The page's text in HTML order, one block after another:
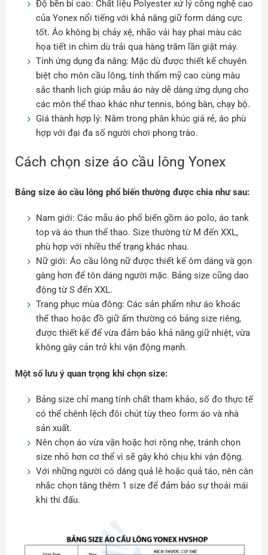
Độ bền bỉ cao: Chất liệu Polyester xử lý công nghệ cao
của Yonex nổi tiếng với khả năng giữ form dáng cực
tốt. Áo không bị chảy xệ, nhão vải hay phai màu các
họa tiết in chìm dù trải qua hàng trăm lần giặt máy.
Tính ứng dụng đa năng: Mặc dù được thiết kế chuyên
biệt cho môn cầu lông, tính thẩm mỹ cao cùng màu
sắc thanh lịch giúp mẫu áo này dễ dàng ứng dụng cho
các môn thể thao khác như tennis, bóng bàn, chạy bộ.
Giá thành hợp lý: Nằm trong phân khúc giá rẻ, áo phù
hợp với đại đa số người chơi phong trào.
Cách chọn size áo cầu lông Yonex
Bảng size áo cầu lông phổ biến thường được chia như sau:
Nam giới: Các mẫu áo phổ biến gồm áo polo, áo tank
top và áo thun thể thao. Size thường từ M đến XXL,
phù hợp với nhiều thể trạng khác nhau.
Nữ giới: Áo cầu lông nữ được thiết kế ôm dáng và gọn
gàng hơn để tôn dáng người mặc. Bảng size cũng dao
động từ S đến XXL.
Trang phục mùa đông: Các sản phẩm như áo khoác
thể thao hoặc đồ giữ ấm thường có bảng size riêng,
được thiết kế để vừa đảm bảo khả năng giữ nhiệt, vừa
không gây cản trở khi vận động mạnh.
Một số lưu ý quan trọng khi chọn size:
Bảng size chỉ mang tính chất tham khảo, số đo thực tế
có thể chênh lệch đôi chút tùy theo form áo và nhà
sản xuất.
Nên chọn áo vừa vặn hoặc hơi rộng nhẹ, tránh chọn
size nhỏ hơn cơ thể vì sẽ gây khó chịu khi vận động.
Với những người có dáng quả lê hoặc quả táo, nên cân
nhắc chọn tăng thêm 1 size để đảm bảo sự thoải mái
khi thi đấu.